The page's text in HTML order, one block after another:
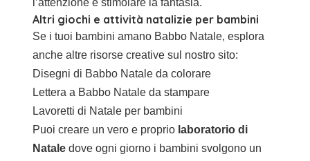
Altri giochi e attività natalizie per bambini
Se i tuoi bambini amano Babbo Natale, esplora
anche altre risorse creative sul nostro sito:
Disegni di Babbo Natale da colorare
Lettera a Babbo Natale da stampare
Lavoretti di Natale per bambini
Puoi creare un vero e proprio laboratorio di
Natale dove ogni giorno i bambini svolgono un